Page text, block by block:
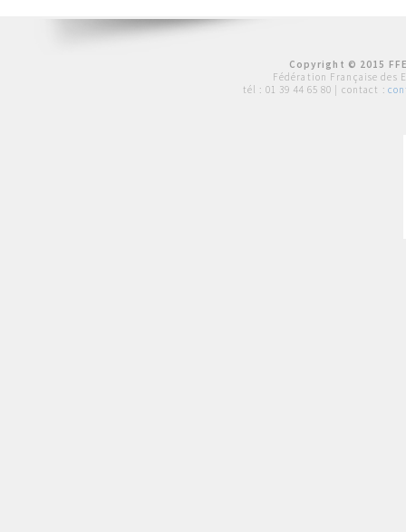
Copyright © 2015
Fédération Française des
tél : 01 39 44 65 80 | contact :